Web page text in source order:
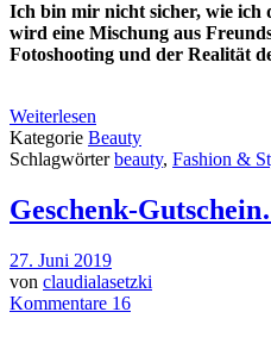
Ich bin mir nicht sicher, wie ich
wird eine Mischung aus
Fotoshooting und der Realität
Weiterlesen
Kategorie Beauty
Schlagwörterbeauty, Fashion &
Geschenk-
27. Juni 2019
von claudialasetzki
Kommentare 16